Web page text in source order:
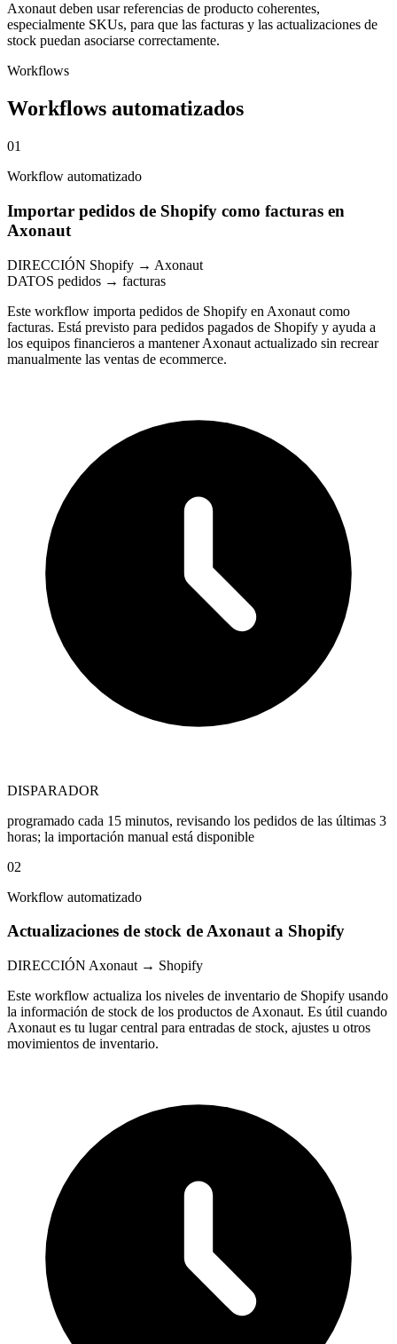
Axonaut deben usar referencias de producto coherentes,
especialmente SKUs, para que las facturas y las actualizaciones de
stock puedan asociarse correctamente.
Workflows
Workflows automatizados
01
Workflow automatizado
Importar pedidos de Shopify como facturas en
Axonaut
DIRECCIÓN Shopify → Axonaut
DATOS pedidos → facturas
Este workflow importa pedidos de Shopify en Axonaut como
facturas. Está previsto para pedidos pagados de Shopify y ayuda a
los equipos financieros a mantener Axonaut actualizado sin recrear
manualmente las ventas de ecommerce.
DISPARADOR
programado cada 15 minutos, revisando los pedidos de las últimas 3
horas; la importación manual está disponible
02
Workflow automatizado
Actualizaciones de stock de Axonaut a Shopify
DIRECCIÓN Axonaut → Shopify
Este workflow actualiza los niveles de inventario de Shopify usando
la información de stock de los productos de Axonaut. Es útil cuando
Axonaut es tu lugar central para entradas de stock, ajustes u otros
movimientos de inventario.